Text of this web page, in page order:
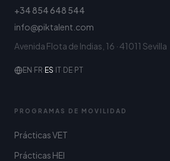
+34 854 648 544
info@piktalent.com
Avenida Flota de Indias, 16 · 41011 Sevilla
EN · FR· ES· IT· DE· PT
PROGRAMAS DE MOVILIDAD
Prácticas VET
Prácticas HEI